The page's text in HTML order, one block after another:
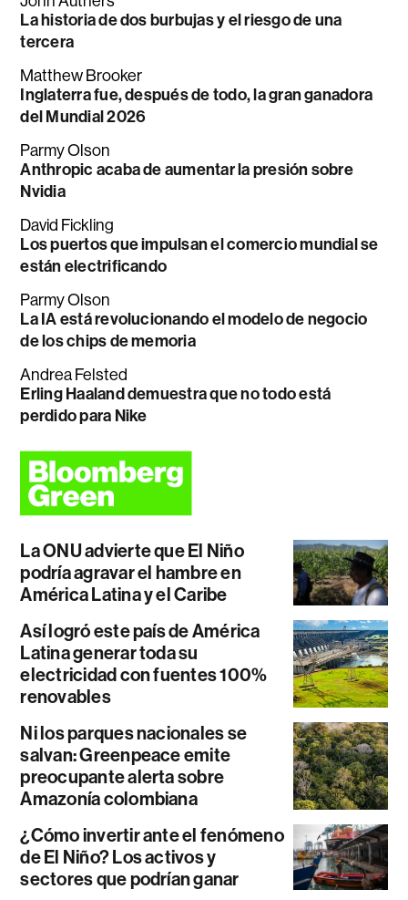
La historia de dos burbujas y el riesgo de una
tercera
Matthew Brooker
Inglaterra fue, después de todo, la gran ganadora
del Mundial 2026
Parmy Olson
Anthropic acaba de aumentar la presión sobre
Nvidia
David Fickling
Los puertos que impulsan el comercio mundial se
están electrificando
Parmy Olson
La IA está revolucionando el modelo de negocio
de los chips de memoria
Andrea Felsted
Erling Haaland demuestra que no todo está
perdido para Nike
La ONU advierte que El Niño
podría agravar el hambre en
América Latina y el Caribe
Así logró este país de América
Latina generar toda su
electricidad con fuentes 100%
renovables
Ni los parques nacionales se
salvan: Greenpeace emite
preocupante alerta sobre
Amazonía colombiana
¿Cómo invertir ante el fenómeno
de El Niño? Los activos y
sectores que podrían ganar